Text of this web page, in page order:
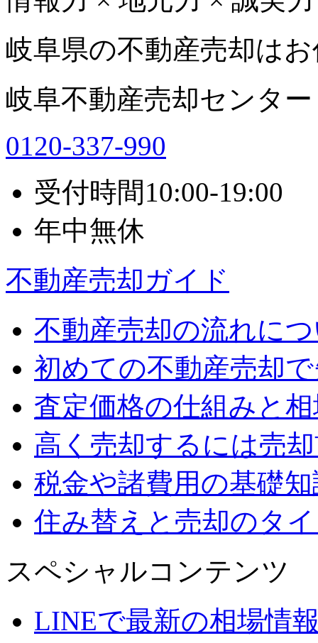
岐阜県の不動産売却は
岐阜不動産売却センター
0120-337-990
受付時間10:00-19:00
年中無休
不動産売却ガイド
不動産売却の流れに
初めての不動産売却
査定価格の仕組みと
高く売却するには売
税金や諸費用の基礎
住み替えと売却のタ
スペシャルコンテンツ
LINEで最新の相場情